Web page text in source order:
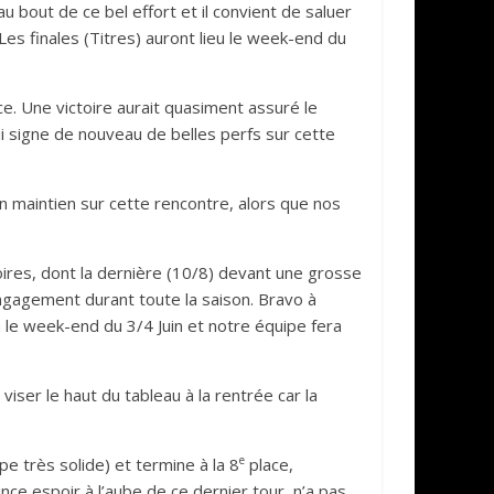
bout de ce bel effort et il convient de saluer
finales (Titres) auront lieu le week-end du
Une victoire aurait quasiment assuré le
signe de nouveau de belles perfs sur cette
maintien sur cette rencontre, alors que nos
dont la dernière (10/8) devant une grosse
durant toute la saison. Bravo à
week-end du 3/4 Juin et notre équipe fera
le haut du tableau à la rentrée car la
très solide) et termine à la 8e place,